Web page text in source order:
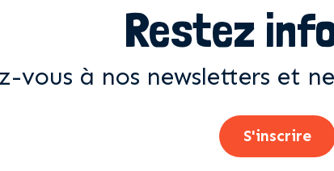
Restez
vous à nos newsletters et
S'inscrire